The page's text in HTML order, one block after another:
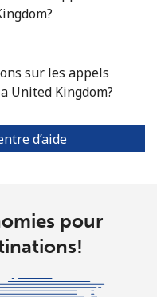
sur les appels
United Kingdom?
d’aide
pour